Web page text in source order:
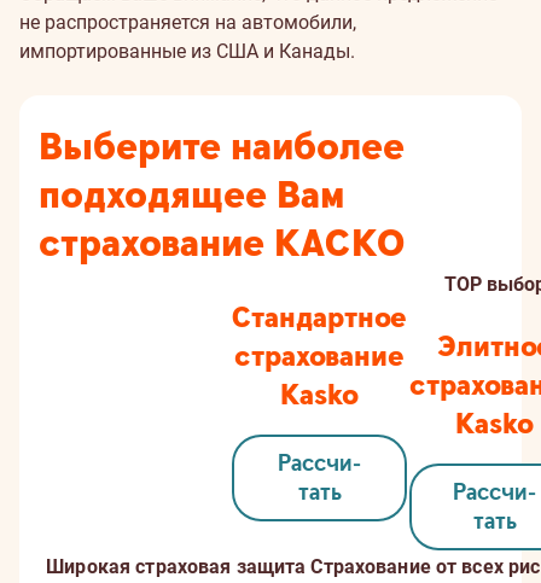
не распространяется на автомобили,
импортированные из США и Канады.
Выберите наиболее
подходящее Вам
страхование КАСКО
Стандартное
страхование
Kasko
Рассчи­
тать
TOP
Kasko
Рассчи­
тать
Широкая страховая защитаСтрахование от всех